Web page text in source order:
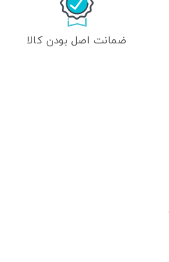
ضمانت اصل بودن کالا